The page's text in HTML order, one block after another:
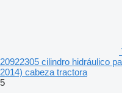
20922305 cilindro hidráulico
2014) cabeza tractora
5